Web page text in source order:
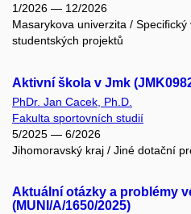
1/2026 — 12/2026
Masarykova univerzita /
studentských projektů
Aktivní škola v Jmk
PhDr. Jan Cacek, Ph.D.
Fakulta sportovních studií
5/2025 — 6/2026
Jihomoravský kraj / Jiné dotační
Aktuální otázky a problémy
(MUNI/A/1650/2025)